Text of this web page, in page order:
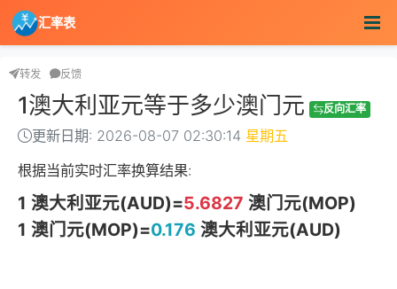
汇率表
转发 反馈
1澳大利亚元等于多少澳门元 反向汇率
更新日期: 2026-08-07 02:30:14 星期五
根据当前实时汇率换算结果:
1 澳大利亚元(AUD)=5.6827 澳门元(MOP)
1 澳门元(MOP)=0.176 澳大利亚元(AUD)